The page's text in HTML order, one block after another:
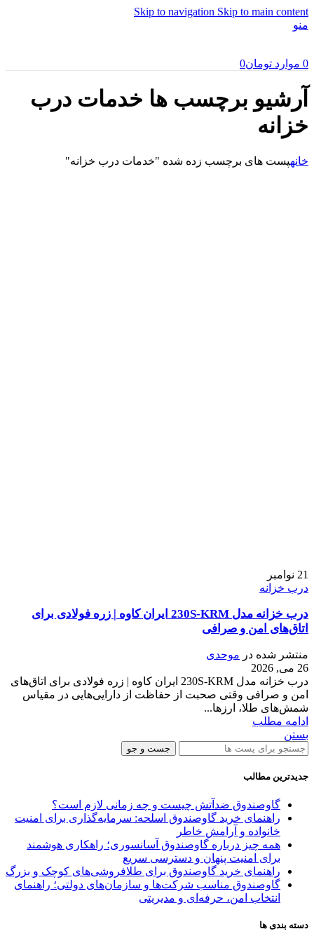
Skip to navigation Skip to main content
منو
0 موارد تومان0
آرشیو برچسب ها خدمات درب
خزانه
خانهپست های برچسب زده شده "خدمات درب خزانه"
21 نوامبر
درب خزانه
درب خزانه مدل 230S-KRM ایران کاوه | زره فولادی برای
اتاق‌های امن و صرافی
منتشر شده در موحدی
26 می, 2026
درب خزانه مدل 230S-KRM ایران کاوه | زره فولادی برای اتاق‌های
امن و صرافی وقتی صحبت از حفاظت از دارایی‌هایی در مقیاس
شمش‌های طلا، ارزها...
ادامه مطلب
بستن
جست و جو
جدیدترین مطالب
گاوصندوق ضدآتش چیست و چه زمانی لازم است؟
راهنمای خرید گاوصندوق اسلحه: سرمایه‌گذاری برای امنیت
خانواده و آرامش خاطر
همه چیز درباره گاوصندوق آسانسوری؛ راهکاری هوشمند
برای امنیت پنهان و دسترسی سریع
راهنمای خرید گاوصندوق برای طلافروشی‌های کوچک و بزرگ
گاوصندوق مناسب شرکت‌ها و سازمان‌های دولتی؛ راهنمای
انتخاب امن، حرفه‌ای و مدیریتی
دسته بندی ها